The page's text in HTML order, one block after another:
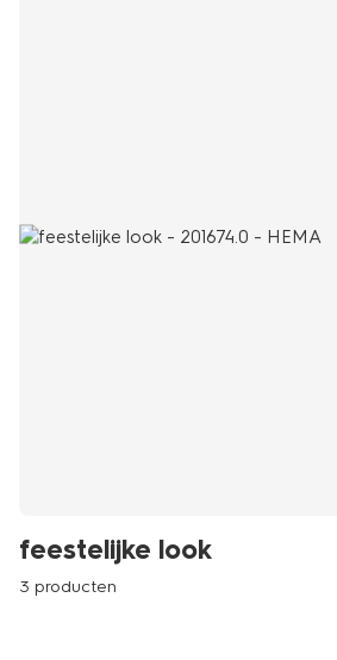
feestelijke look
3 producten